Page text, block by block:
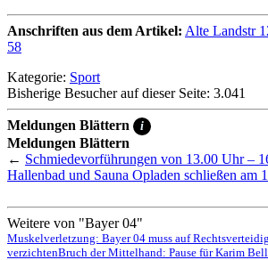
Anschriften aus dem Artikel: Alte Landstr
58
Kategorie: Sport
Bisherige Besucher auf dieser Seite: 3.041
Meldungen Blättern i
Meldungen Blättern
← Schmiedevorführungen von 13.00 Uhr –
Hallenbad und Sauna Opladen schließen am
Weitere von "Bayer 04"
Muskelverletzung: Bayer 04 muss auf
verzichtenBruch der Mittelhand: Pause für Karim